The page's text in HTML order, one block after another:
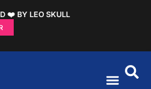
❤️ BY LEO SKULL